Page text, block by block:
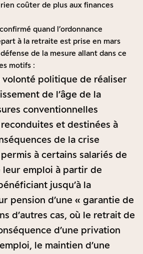
coûter de plus aux finances
quand l’ordonnance
à la retraite est prise en mars
de la mesure allant dans ce
motifs :
volonté politique de réaliser
de l’âge de la
conventionnelles
et destinées à
de la crise
à certains salariés de
leur emploi à partir de
jusqu’à la
pension d’une « garantie de
d’autres cas, où le retrait de
d’une privation
le maintien d’une